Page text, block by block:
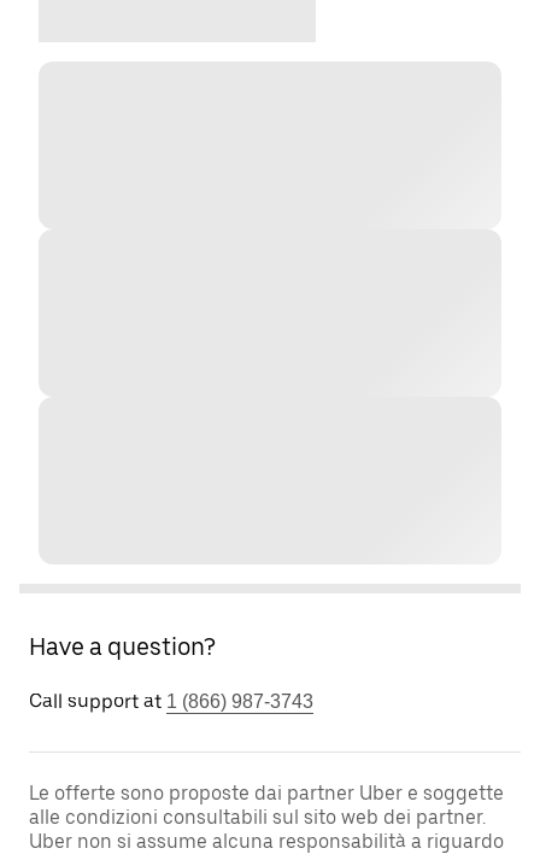
Have a question?
Call support at 1 (866) 987-3743
Le offerte sono proposte dai partner Uber e soggette
alle condizioni consultabili sul sito web dei partner.
Uber non si assume alcuna responsabilità a riguardo